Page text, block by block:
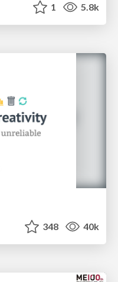
1 5.8k
348 40k